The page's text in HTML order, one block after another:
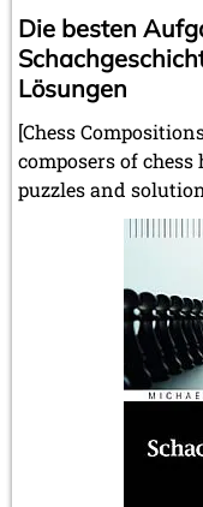
Die besten
Lösungen
[Chess
composers of
puzzles and